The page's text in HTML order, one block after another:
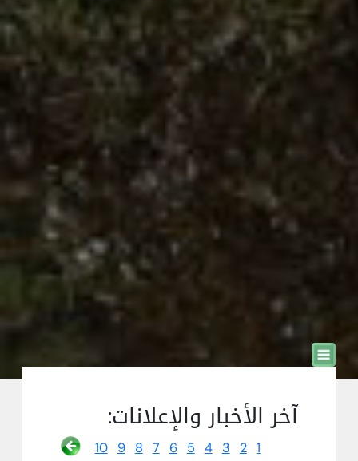
آخر الأخبار والإعلانات:
1
2
3
4
5
6
7
8
9
10